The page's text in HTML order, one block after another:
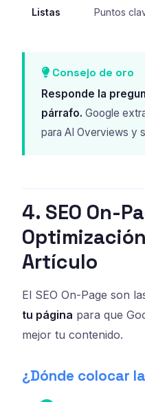
Listas Puntos
Consejo de oro
Responde la
párrafo. Google
para AI Overviews y
4. SEO On-
Artículo
El SEO On-Page son
tu página para que
mejor tu contenido.
¿Dónde colocar